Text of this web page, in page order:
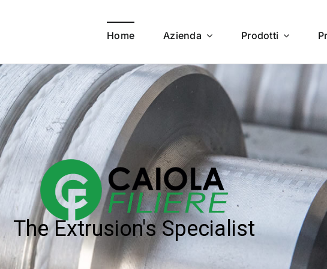
Home Azienda Prodotti
The Extrusion's Specialist